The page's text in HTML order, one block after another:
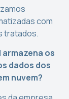
com
tratados.
armazena os
dados dos
nuvem?